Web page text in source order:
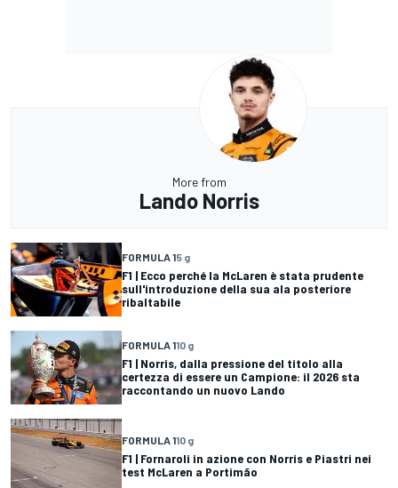
More from
Lando Norris
FORMULA 15 g
F1 | Ecco perché la McLaren è stata prudente
sull'introduzione della sua ala posteriore
ribaltabile
FORMULA 110 g
F1 | Norris, dalla pressione del titolo alla
certezza di essere un Campione: il 2026 sta
raccontando un nuovo Lando
FORMULA 110 g
F1 | Fornaroli in azione con Norris e Piastri nei
test McLaren a Portimão